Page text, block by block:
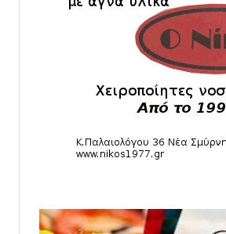
Πανιώνιος: O άξονας
ποιότητα και
August 07, 2026
KARA TALKS
«Kara Talks» LIVE:
August 06, 2026
Bόλεϊ Γυναικών:
SUPERLEAGUE2